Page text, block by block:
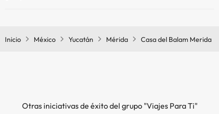
Inicio México Yucatán Mérida Casa del Balam Merida
Otras iniciativas de éxito del grupo "Viajes Para Ti"